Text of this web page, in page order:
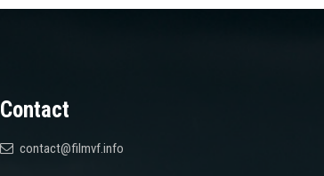
Contact
contact@filmvf.info